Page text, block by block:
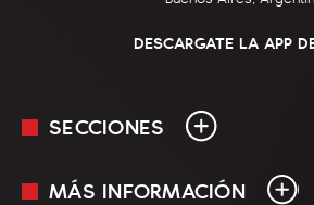
DESCARGATE LA APP
SECCIONES
En Vivo
MÁS INFORMACIÓN